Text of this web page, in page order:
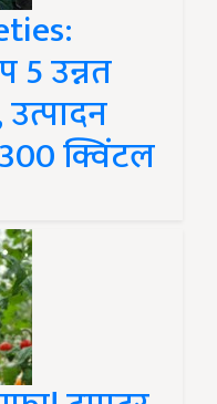
5 उन्नत
क्विंटल